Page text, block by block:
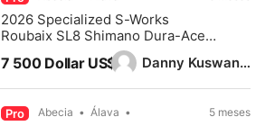
Danny Kuswandy
2026 Specialized S-Works
Roubaix SL8 Shimano Dura-Ace
7 500 Dollar US$
Pro Abecia Álava 5 meses